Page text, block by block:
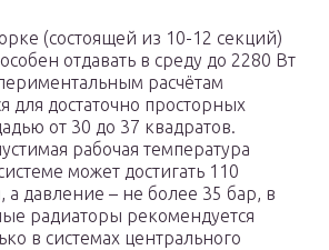
(состоящей из 10-12 секций)
отдавать в среду до 2280 Вт
расчётам
для достаточно просторных
от 30 до 37 квадратов.
рабочая температура
может достигать 110
а давление – не более 35 бар, в
радиаторы рекомендуется
в системах центрального